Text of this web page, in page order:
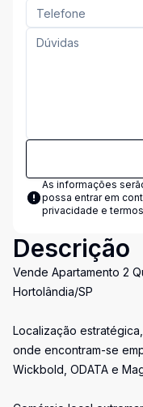
As informações
possa entrar em
privacidade e
Descrição
Vende Apartamento 2
Hortolândia/SP
Localização
onde encontram-se
Wickbold, ODATA e